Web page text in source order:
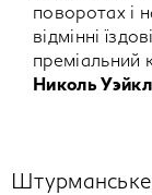
поворотах і
відмінні
преміальний
Николь
Штурманське